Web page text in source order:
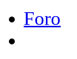
Foro